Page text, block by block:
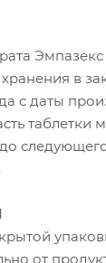
в
с даты
таблетки
от